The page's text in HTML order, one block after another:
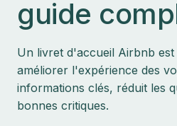
guide
Un livret d'accueil Airbnb
améliorer l'expérience des
informations clés, réduit les
bonnes critiques.